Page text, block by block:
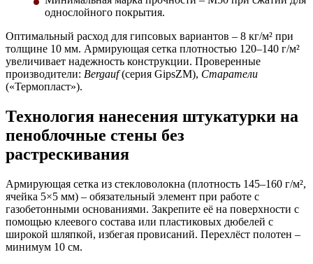
однослойного покрытия.
Оптимальный расход для гипсовых вариантов – 8 кг/м² при
толщине 10 мм. Армирующая сетка плотностью 120–140 г/м²
увеличивает надежность конструкции. Проверенные
производители: Bergauf(серия GipsZM), Старатели
(«Термопласт»).
Технология нанесения штукатурки на
пеноблочные стены без
растрескивания
Армирующая сетка из стекловолокна (плотность 145–160 г/м²,
ячейка 5×5 мм) – обязательный элемент при работе с
газобетонными основаниями. Закрепите её на поверхности с
помощью клеевого состава или пластиковых дюбелей с
широкой шляпкой, избегая провисаний. Перехлёст полотен –
минимум 10 см.